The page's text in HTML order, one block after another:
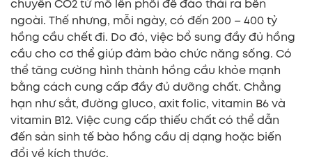
chuyển CO2 từ mô lên phổi để đào thải ra bên
ngoài. Thế nhưng, mỗi ngày, có đến 200 – 400 tỷ
hồng cầu chết đi. Do đó, việc bổ sung đầy đủ hồng
cầu cho cơ thể giúp đảm bảo chức năng sống. Có
thể tăng cường hình thành hồng cầu khỏe mạnh
bằng cách cung cấp đầy đủ dưỡng chất. Chẳng
hạn như sắt, đường gluco, axit folic, vitamin B6 và
vitamin B12. Việc cung cấp thiếu chất có thể dẫn
đến sản sinh tế bào hồng cầu dị dạng hoặc biến
đổi về kích thước.